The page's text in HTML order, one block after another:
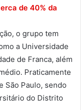
de 40% da
o grupo tem
a Universidade
de Franca, além
Praticamente
São Paulo, sendo
do Distrito